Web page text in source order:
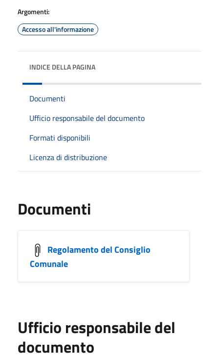
Argomenti:
Accesso all'informazione
INDICE DELLA PAGINA
Documenti
Ufficio responsabile del documento
Formati disponibili
Licenza di distribuzione
Documenti
Regolamento del Consiglio
Comunale
Ufficio responsabile del
documento